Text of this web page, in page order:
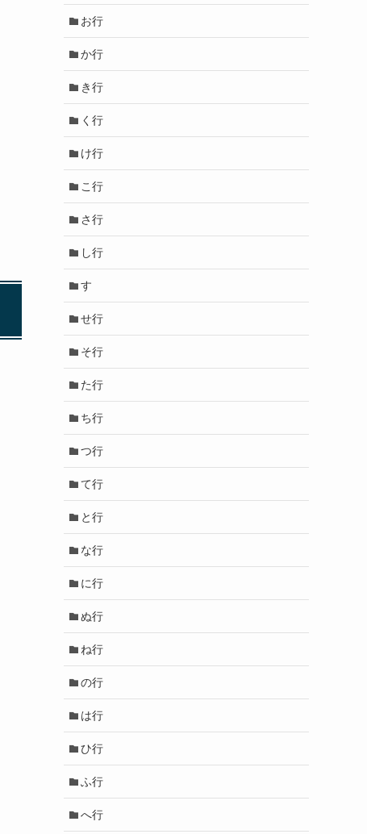
お行
か行
き行
く行
け行
こ行
さ行
し行
す
せ行
そ行
た行
ち行
つ行
て行
と行
な行
に行
ぬ行
ね行
の行
は行
ひ行
ふ行
へ行